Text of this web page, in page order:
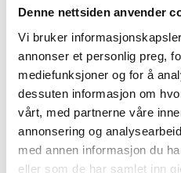
Denne nettsiden anvender
Vi bruker
annonser et personlig preg,
mediefunksjoner og for å
dessuten informasjon om
vårt, med partnerne våre
annonsering og
med annen informasjon du
eller som de har samlet inn
bestemmelser. Videre har
vekst med virkninger på
Solera er en betydelig
ikke alkoholholdige
systematisk for å definere
miljøforbedrende
miljøpåvirkninger i alle
virksomheten generelt.